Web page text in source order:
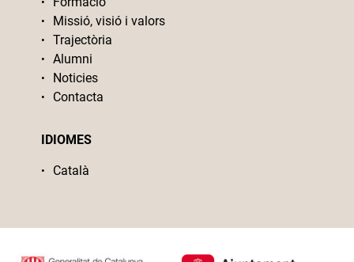
Missió, visió i valors
Trajectòria
Alumni
Noticies
Contacta
IDIOMES
Català